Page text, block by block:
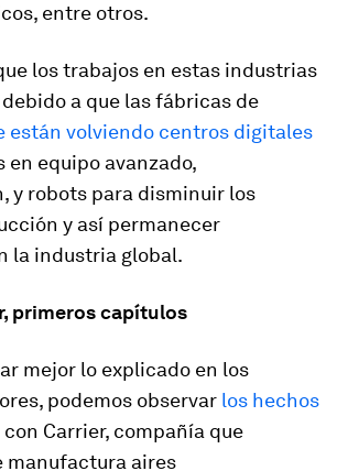
entre otros.
los trabajos en estas industrias
a que las fábricas de
están volviendo centros digitales
en equipo avanzado,
y robots para disminuir los
y así permanecer
la industria global.
primeros capítulos
mejor lo explicado en los
podemos observar los hechos
Carrier, compañía que
aires